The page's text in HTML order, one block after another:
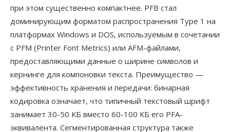
при этом существенно компактнее. PFB стал
доминирующим форматом распространения Type 1 на
платформах Windows и DOS, используемым в сочетании
с PFM (Printer Font Metrics) или AFM-файлами,
предоставляющими данные о ширине символов и
кернинге для компоновки текста. Преимущество —
эффективность хранения и передачи: бинарная
кодировка означает, что типичный текстовый шрифт
занимает 30-50 КБ вместо 60-100 КБ его PFA-
эквивалента. Сегментированная структура также